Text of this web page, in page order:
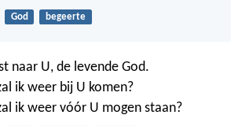
God begeerte
naar U, de levende God.
ik weer bij U komen?
ik weer vóór U mogen staan?